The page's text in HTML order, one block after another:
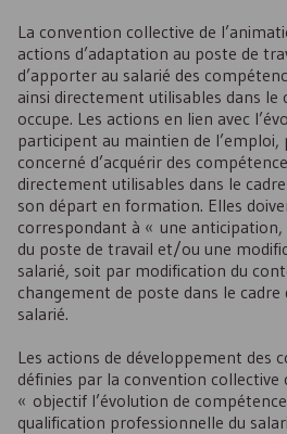
La convention collective de
actions d’adaptation au poste de
d’apporter au salarié des
ainsi directement utilisables dans le
occupe. Les actions en lien avec
participent au maintien de
concerné d’acquérir des
directement utilisables dans le
son départ en formation. Elles
correspondant à « une
du poste de travail et/ou une
salarié, soit par modification du
changement de poste dans le
salarié.
Les actions de développement des
définies par la convention
« objectif l’évolution de
qualification professionnelle du